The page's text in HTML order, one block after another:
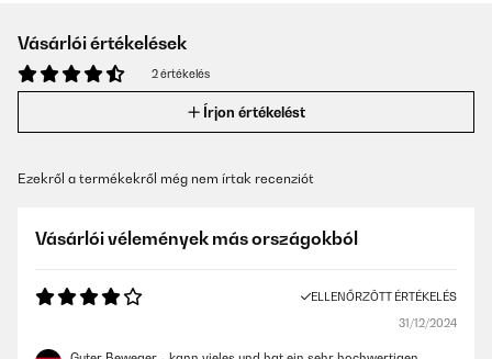
Vásárlói értékelések
2 értékelés
Írjon értékelést
Ezekről a termékekről még nem írtak recenziót
Vásárlói vélemények más országokból
ELLENŐRZÖTT ÉRTÉKELÉS
31/12/2024